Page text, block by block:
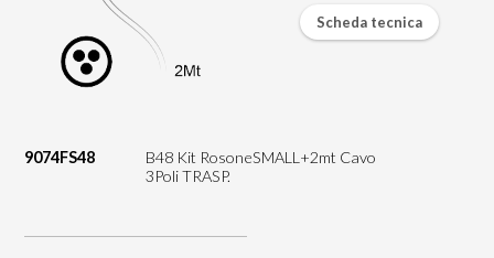
9074FS48
B48 Kit RosoneSMALL+2mt Cavo
3Poli TRASP.
Scheda tecnica